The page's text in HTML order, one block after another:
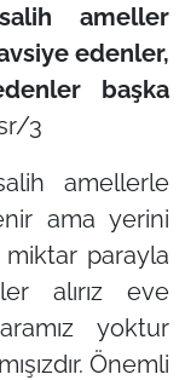
ameller
edenler,
başka
3
amellerle
ama yerini
miktar parayla
alırız eve
yoktur
Önemli